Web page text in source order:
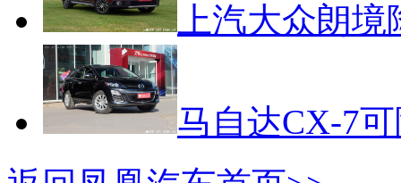
上汽大众朗境
马自达CX-7